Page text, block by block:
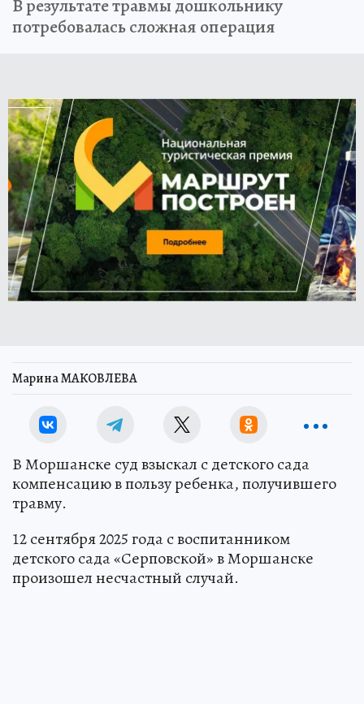
В результате травмы дошкольнику
потребовалась сложная операция
Марина МАКОВЛЕВА
В Моршанске суд взыскал с детского сада
компенсацию в пользу ребенка, получившего
травму.
12 сентября 2025 года с воспитанником
детского сада «Серповской» в Моршанске
произошел несчастный случай.